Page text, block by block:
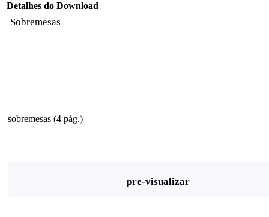
Detalhes do Download
Sobremesas
sobremesas (4 pág.)
pre-visualizar